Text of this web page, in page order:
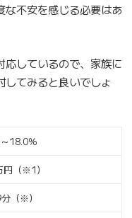
な不安を感じる必要はあ
応しているので、家族に
てみると良いでしょ
18.0％
（※1）
（※）